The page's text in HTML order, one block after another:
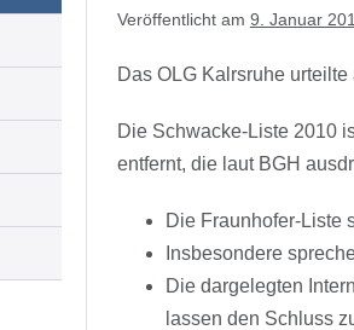
Veröffentlicht am 9. Januar
Das OLG Kalrsruhe
Die Schwacke-Liste 2010
entfernt, die laut BGH
Die Fraunhofer-Liste
Insbesondere
Die dargelegten
lassen den Schluss